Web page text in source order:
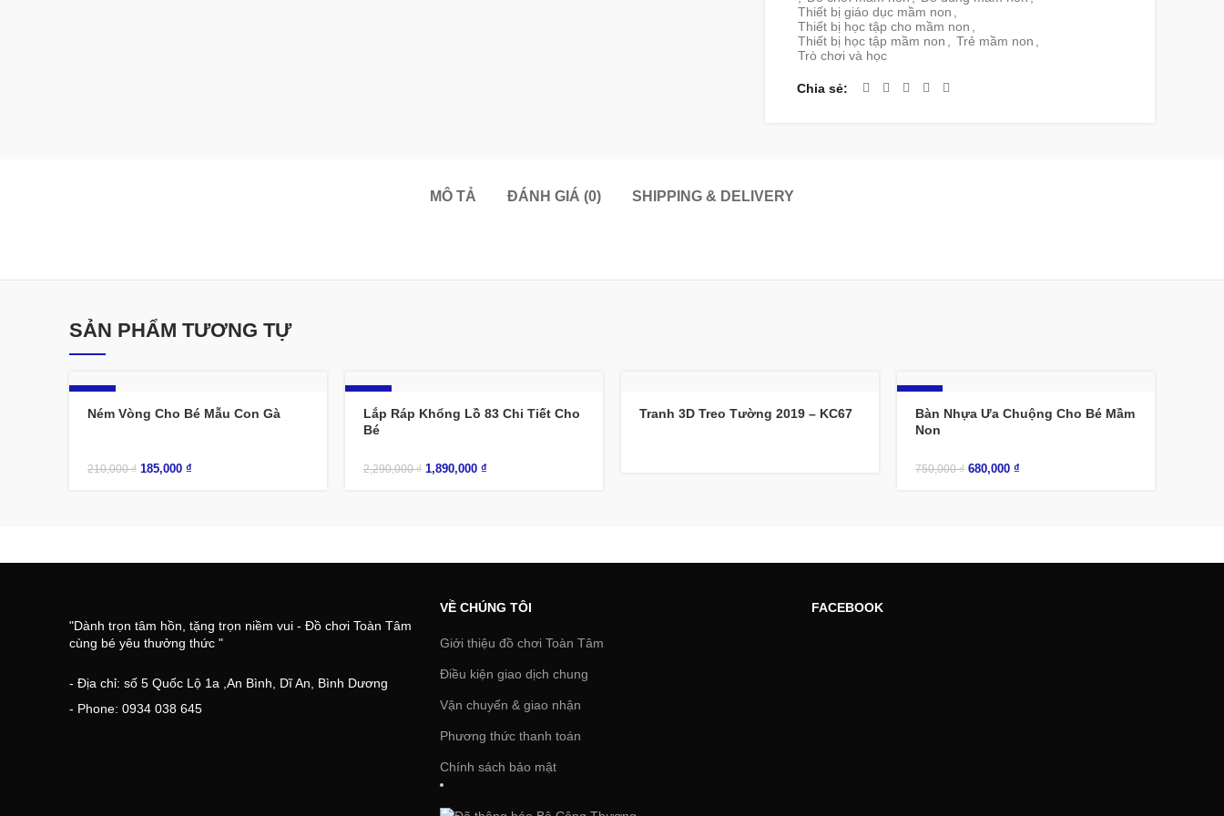
Thiết bị giáo dục mầm non ,
Thiết bị học tập cho mầm non ,
Thiết bị học tập mầm non , Trẻ mầm non ,
Trò chơi và học
Chia sẻ
MÔ TẢ ĐÁNH GIÁ (0) SHIPPING & DELIVERY
SẢN PHẨM TƯƠNG TỰ
Ném Vòng Cho Bé Mẫu Con Gà
210,000₫ 185,000 ₫
Lắp Ráp Khổng Lồ 83 Chi Tiết Cho
Bé
2,290,000₫ 1,890,000 ₫
Tranh 3D Treo Tường 2019 – KC67
Bàn Nhựa Ưa Chuộng Cho Bé Mầm
Non
750,000₫ 680,000 ₫
"Dành trọn tâm hồn, tặng trọn niềm vui - Đồ chơi Toàn Tâm
cùng bé yêu thưởng thức "
- Địa chỉ: số 5 Quốc Lộ 1a ,An Bình, Dĩ An, Bình Dương
- Phone: 0934 038 645
VỀ CHÚNG TÔI
Giới thiệu đồ chơi Toàn Tâm
Điều kiện giao dịch chung
Vận chuyển & giao nhận
Phương thức thanh toán
Chính sách bảo mật
FACEBOOK